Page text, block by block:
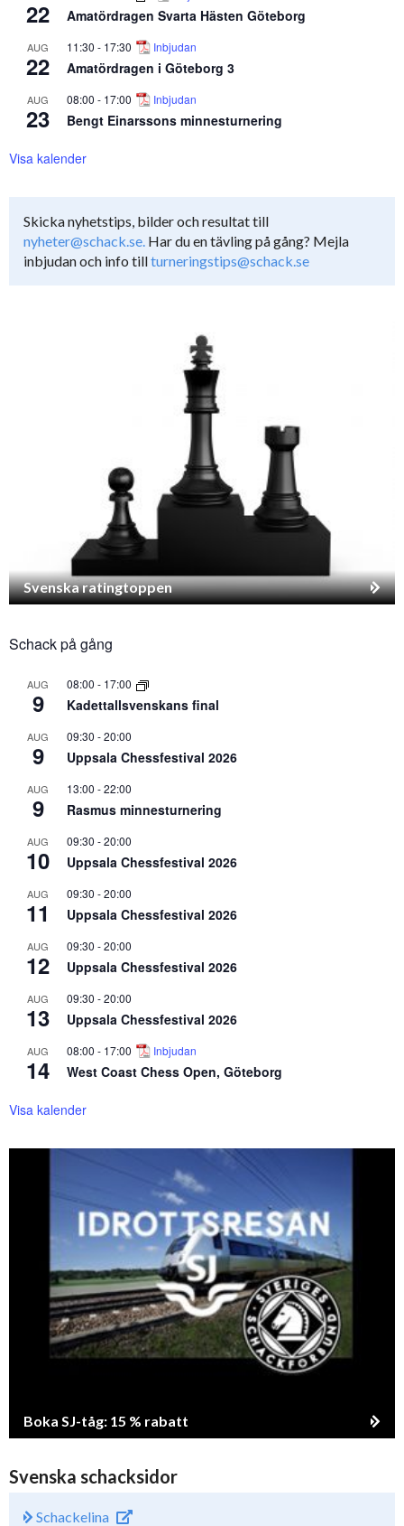
22 Amatördragen Svarta Hästen Göteborg
AUG
22
11:30 - 17:30 Inbjudan
Amatördragen i Göteborg 3
AUG
23
08:00 - 17:00 Inbjudan
Bengt Einarssons minnesturnering
Visa kalender
Skicka nyhetstips, bilder och resultat till
nyheter@schack.se. Har du en tävling på gång? Mejla
inbjudan och info tillturneringstips@schack.se
Svenska ratingtoppen
Schack på gång
AUG
9
08:00 - 17:00
Kadettallsvenskans final
AUG
9
09:30 -20:00
Uppsala Chessfestival 2026
AUG
9
13:00 -22:00
Rasmus minnesturnering
AUG
10
09:30 -20:00
Uppsala Chessfestival 2026
AUG
11
09:30 -20:00
Uppsala Chessfestival 2026
AUG
12
09:30 -20:00
Uppsala Chessfestival 2026
AUG
13
09:30 -20:00
Uppsala Chessfestival 2026
AUG
14
08:00 - 17:00 Inbjudan
West Coast Chess Open, Göteborg
Visa kalender
Boka SJ-tåg: 15 % rabatt
Svenska schacksidor
Schackelina